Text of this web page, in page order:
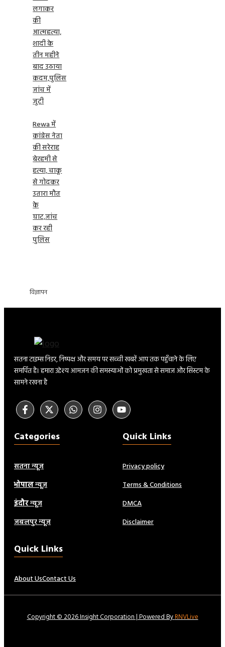
लगाकर
की
आत्महत्या,
शादी के
तीन महीने
बाद उठाया
कदम,पुलिस
जांच में
जुटी
Rewa में
कांग्रेस नेता
की सरेराह
बेरहमी से
हत्या, चाकू
से गोदकर
उतारा मौत
के
घाट,जांच
कर रही
पुलिस
विज्ञापन
सतना टाइम्स निडर, निष्पक्ष और समय पर सच्ची खबरें आप तक पहुँचाने के लिए
समर्पित है। हमारा उद्देश्य आमजन की समस्याओं को प्रमुखता से समाज और सिस्टम के
सामने रखना है
Categories
सतना न्यूज़
भोपालन्यूज़
इंदौरन्यूज़
जबलपुर न्यूज़
Quick Links
Privacy policy
Terms & Conditions
DMCA
Disclaimer
Quick Links
About UsContact Us
Copyright © 2026 Insight Corporation | Powered ByRNVLive